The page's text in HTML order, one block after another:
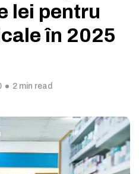
lei pentru
în 2025
2 min read